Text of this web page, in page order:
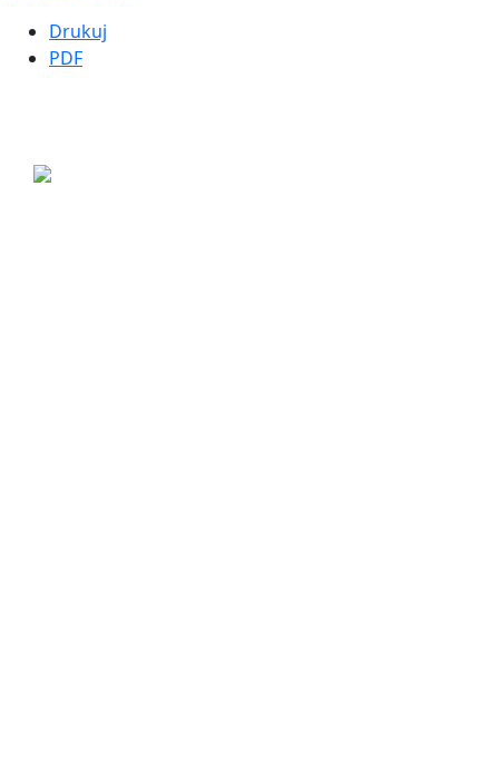
Drukuj
PDF